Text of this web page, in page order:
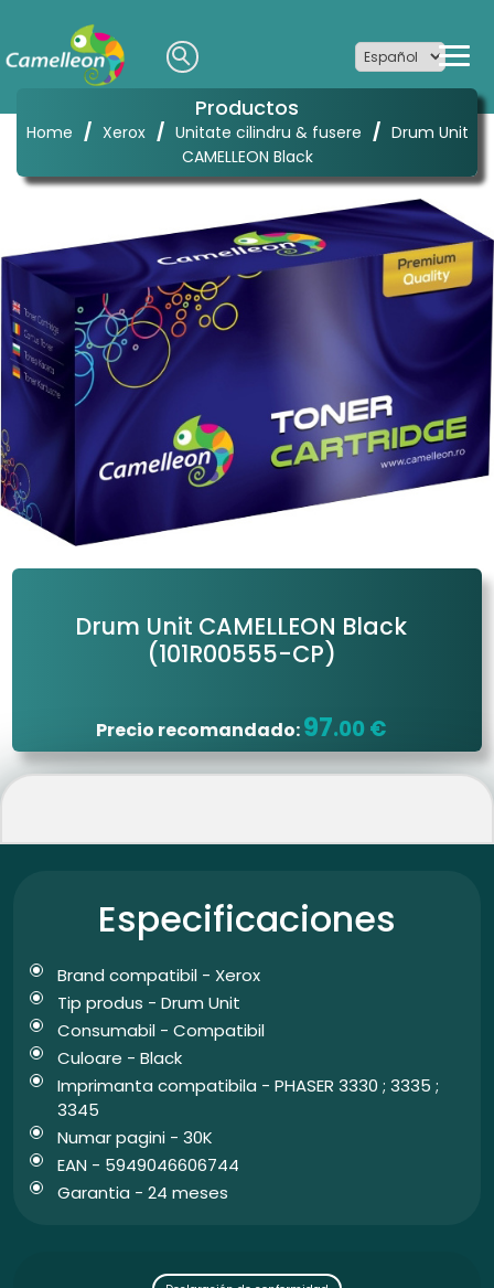
Productos
Home / Xerox / Unitate cilindru & fusere / Drum Unit
CAMELLEON Black
Drum Unit CAMELLEON Black
(101R00555-CP)
Precio recomandado:97.00 €
Especificaciones
Brand compatibil - Xerox
Tip produs - Drum Unit
Consumabil - Compatibil
Culoare - Black
Imprimanta compatibila - PHASER 3330 ; 3335 ;
3345
Numar pagini - 30K
EAN - 5949046606744
Garantia - 24 meses